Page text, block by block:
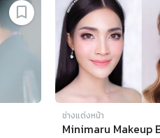
ช่างแต่งหน้า
Minimaru Makeup